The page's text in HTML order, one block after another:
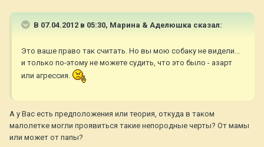
В 07.04.2012 в 05:30, Марина & Аделюшка сказал:
Это ваше право так считать. Но вы мою собаку не видели...
и только по-этому не можете судить, что это было - азарт
или агрессия.
А у Вас есть предположения или теория, откуда в таком
малолетке могли проявиться такие непородные черты? От мамы
или может от папы?